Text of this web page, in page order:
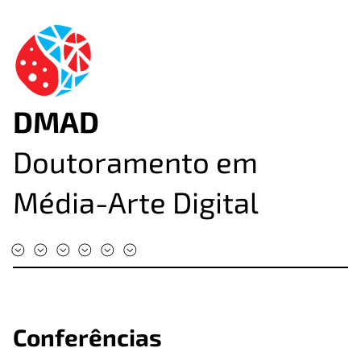
DMAD
Doutoramento em
Média-Arte Digital
Conferências